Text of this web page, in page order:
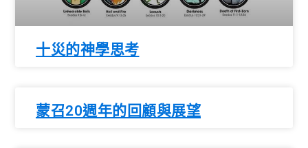
十災的神學思考
蒙召20週年的回顧與展望